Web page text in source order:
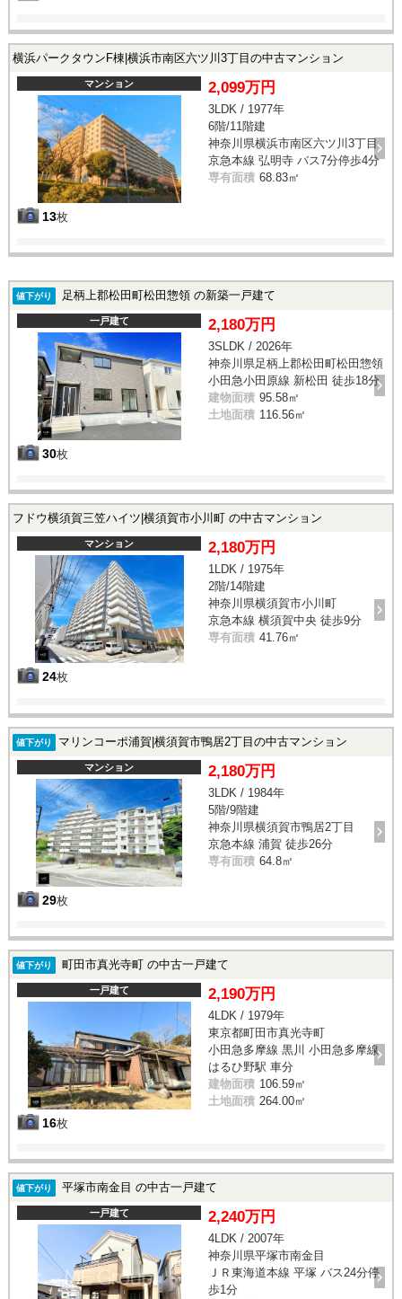
横浜パークタウンF棟|横浜市南区六ツ川3丁目の中古マンション
マンション
13枚
2,099万円
3LDK / 1977年
6階/11階建
神奈川県横浜市南区六ツ川3丁目
京急本線 弘明寺 バス7分停歩4分
専有面積 68.83㎡
値下がり 足柄上郡松田町松田惣領 の新築一戸建て
一戸建て
30枚
2,180万円
3SLDK / 2026年
神奈川県足柄上郡松田町松田惣領
小田急小田原線 新松田 徒歩18分
建物面積 95.58㎡
土地面積 116.56㎡
フドウ横須賀三笠ハイツ|横須賀市小川町 の中古マンション
マンション
24枚
2,180万円
1LDK / 1975年
2階/14階建
神奈川県横須賀市小川町
京急本線 横須賀中央 徒歩9分
専有面積 41.76㎡
値下がり マリンコーポ浦賀|横須賀市鴨居2丁目の中古マンション
マンション
29枚
2,180万円
3LDK / 1984年
5階/9階建
神奈川県横須賀市鴨居2丁目
京急本線 浦賀 徒歩26分
専有面積 64.8㎡
値下がり 町田市真光寺町 の中古一戸建て
一戸建て
16枚
2,190万円
4LDK / 1979年
東京都町田市真光寺町
小田急多摩線 黒川 小田急多摩線
はるひ野駅 車分
建物面積 106.59㎡
土地面積 264.00㎡
値下がり 平塚市南金目 の中古一戸建て
一戸建て 2,240万円
4LDK / 2007年
神奈川県平塚市南金目
ＪＲ東海道本線 平塚 バス24分停
歩1分